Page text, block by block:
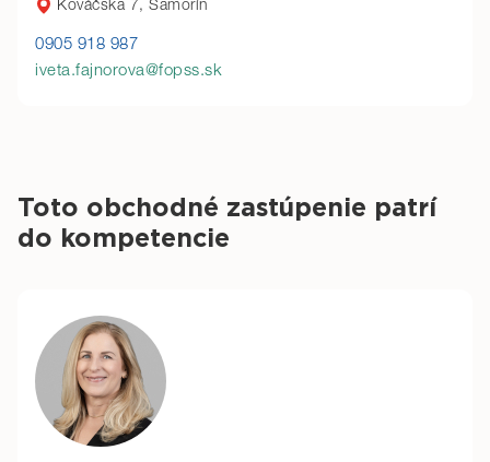
Kováčska 7, Šamorín
0905 918 987
iveta.fajnorova@fopss.sk
Toto obchodné zastúpenie patrí
do kompetencie